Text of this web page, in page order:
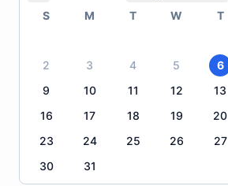
S M T W T
2
3 4 5 6
9
10 11 12 13
16
17 18 19 20
23
24 25 26 27
30
31